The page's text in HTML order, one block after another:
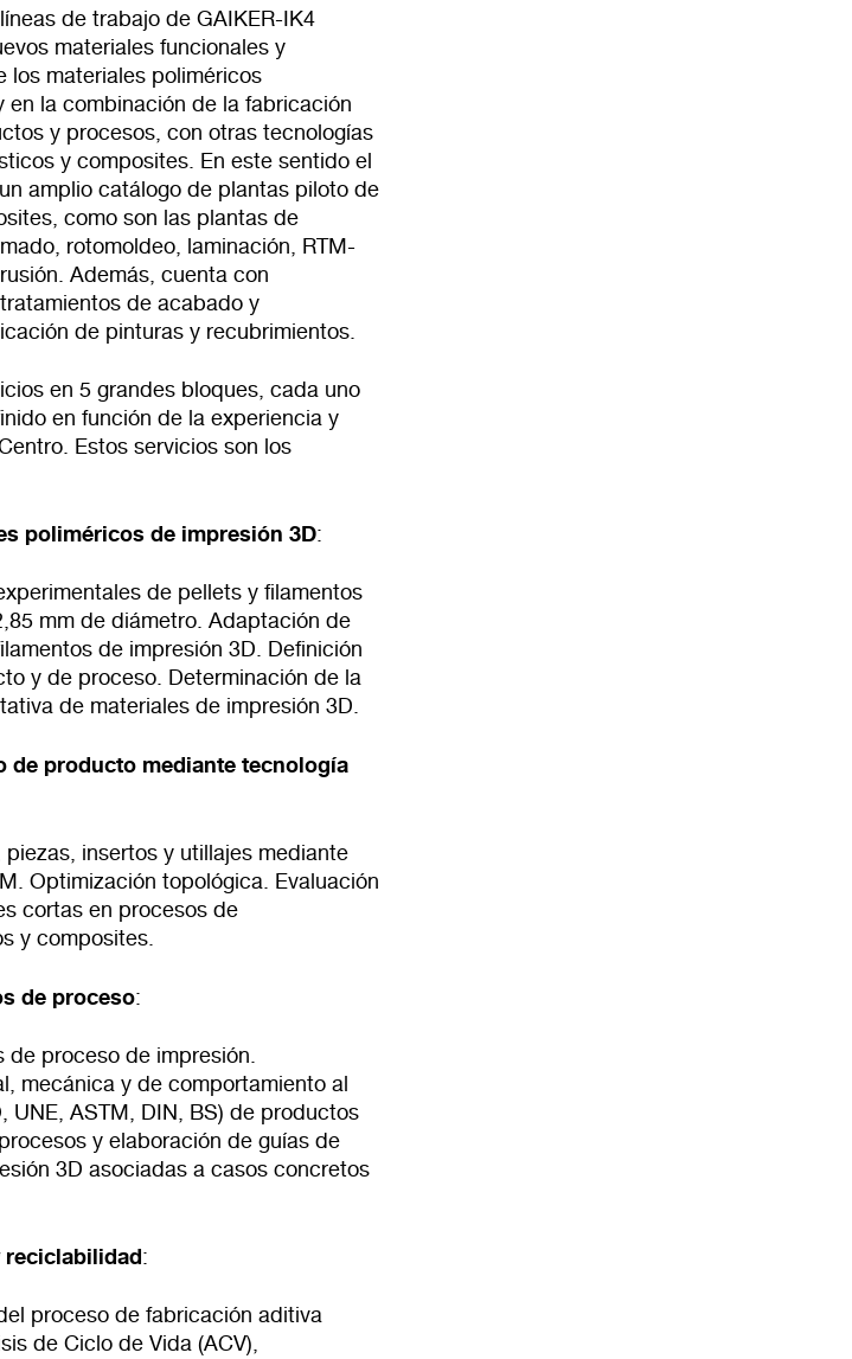
de trabajo de GAIKER-IK4
materiales funcionales y
los materiales poliméricos
la combinación de la fabricación
y procesos, con otras tecnologías
y composites. En este sentido el
amplio catálogo de plantas piloto de
como son las plantas de
rotomoldeo, laminación, RTM-
Además, cuenta con
de acabado y
de pinturas y recubrimientos.
en 5 grandes bloques, cada uno
en función de la experiencia y
Estos servicios son los
poliméricos de impresión 3D:
de pellets y filamentos
mm de diámetro. Adaptación de
de impresión 3D. Definición
y de proceso. Determinación de la
de materiales de impresión 3D.
de producto mediante tecnología
insertos y utillajes mediante
Optimización topológica. Evaluación
cortas en procesos de
y composites.
de proceso:
proceso de impresión.
mecánica y de comportamiento al
UNE, ASTM, DIN, BS) de productos
y elaboración de guías de
3D asociadas a casos concretos
reciclabilidad:
proceso de fabricación aditiva
de Ciclo de Vida (ACV),